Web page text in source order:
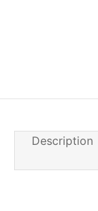
Description